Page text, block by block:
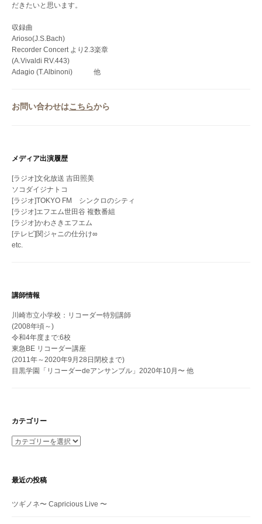
だきたいと思います。
収録曲
Arioso(J.S.Bach)
Recorder Concert より2.3楽章
(A.Vivaldi RV.443)
Adagio (T.Albinoni) 他
お問い合わせはこちらから
メディア出演履歴
[ラジオ]文化放送 吉田照美
ソコダイジナトコ
[ラジオ]TOKYO FM シンクロのシティ
[ラジオ]エフエム世田谷 複数番組
[ラジオ]かわさきエフエム
[テレビ]関ジャニの仕分け∞
etc.
講師情報
川崎市立小学校：リコーダー特別講師
(2008年頃～)
令和4年度まで:6校
東急BE リコーダー講座
(2011年～2020年9月28日閉校まで)
目黒学園「リコーダーdeアンサンブル」2020年10月〜 他
カテゴリー
カ
ー
最近の投稿
ツギノネ〜 Capricious Live 〜